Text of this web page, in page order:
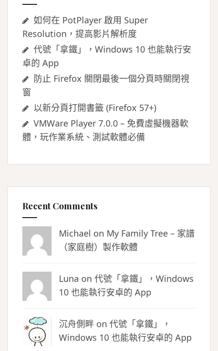
如何在 PotPlayer 啟用 Super
Resolution，提高影片解析度
代號「拿鐵」，Windows 10 也能執行安
卓的 App
防止 Firefox 關閉最後一個分頁時關閉視
窗
以新分頁打開書籤 (Firefox 57+)
VMWare Player 7.0.0 – 免費虛擬機器軟
體，玩作業系統、測試軟體必備
Recent Comments
Michael on My Family Tree – 家譜
（家庭樹）製作軟體
Luna on 代號「拿鐵」，Windows
10 也能執行安卓的 App
沉舟側畔 on 代號「拿鐵」，
Windows 10 也能執行安卓的 App